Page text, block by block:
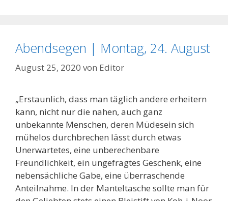
Abendsegen | Montag, 24. August
August 25, 2020 von Editor
„Erstaunlich, dass man täglich andere erheitern
kann, nicht nur die nahen, auch ganz
unbekannte Menschen, deren Müdesein sich
mühelos durchbrechen lässt durch etwas
Unerwartetes, eine unberechenbare
Freundlichkeit, ein ungefragtes Geschenk, eine
nebensächliche Gabe, eine überraschende
Anteilnahme. In der Manteltasche sollte man für